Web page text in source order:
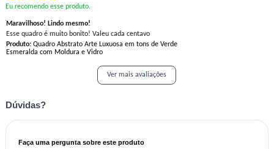
Eu recomendo esse produto.
Maravilhoso! Lindo mesmo!
Esse quadro é muito bonito! Valeu cada centavo
Produto:Quadro Abstrato Arte Luxuosa em tons de Verde
Esmeralda com Moldura e Vidro
Ver mais avaliações
Dúvidas?
Faça uma pergunta sobre este produto